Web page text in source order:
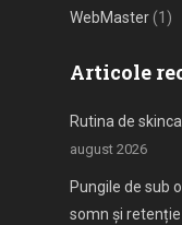
WebMaster(1)
Articole
Rutina de
august 2026
Pungile de sub
somn și